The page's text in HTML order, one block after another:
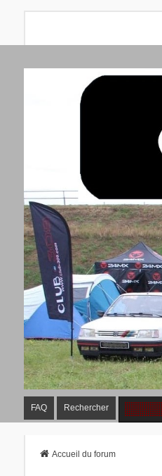
FAQ Rechercher
Accueil du forum